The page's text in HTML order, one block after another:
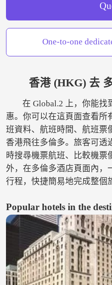
One-to-one
香港 (HKG) 去
在 Global.2 上，你能找
惠。你可以在這頁面查看所
班資料、航班時間、航班票
香港飛往多倫多。旅客可透
時搜尋機票航班、比較機票
外，在多倫多酒店頁面內，
行程，快捷簡易地完成整個
Popular hotels in the